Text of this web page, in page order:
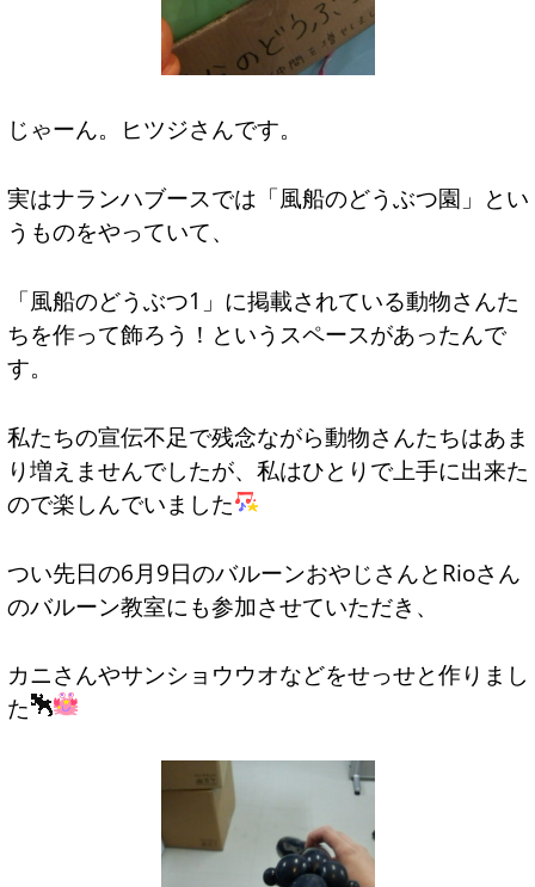
じゃーん。ヒツジさんです。
実はナランハブースでは「風船のどうぶつ園」とい
うものをやっていて、
「風船のどうぶつ1」に掲載されている動物さんた
ちを作って飾ろう！というスペースがあったんで
す。
私たちの宣伝不足で残念ながら動物さんたちはあま
り増えませんでしたが、私はひとりで上手に出来た
ので楽しんでいました
つい先日の6月9日のバルーンおやじさんとRioさん
のバルーン教室にも参加させていただき、
カニさんやサンショウウオなどをせっせと作りまし
た